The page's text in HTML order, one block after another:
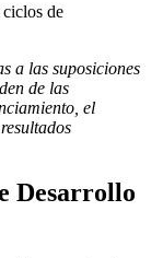
de
a las suposiciones
de las
el
Desarrollo